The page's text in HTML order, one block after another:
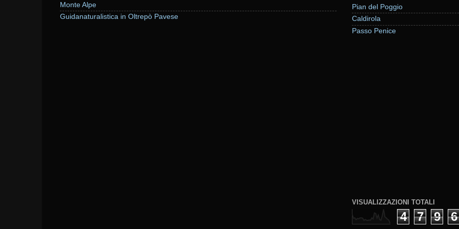
Monte Alpe
Guidanaturalistica in Oltrepò Pavese
Pian del Poggio
Caldirola
Passo Penice
VISUALIZZAZIONI TOTALI
4 7 9 6